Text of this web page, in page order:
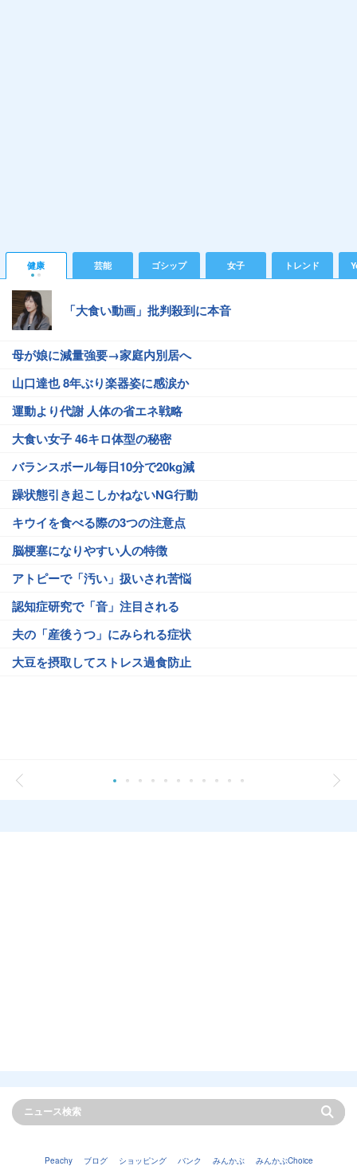
健康 芸能 ゴシップ 女子 トレンド
「大食い動画」批判殺到に本音
母が娘に減量強要→家庭内別居へ
山口達也 8年ぶり楽器姿に感涙か
運動より代謝 人体の省エネ戦略
大食い女子 46キロ体型の秘密
バランスボール毎日10分で20kg減
躁状態引き起こしかねないNG行動
キウイを食べる際の3つの注意点
脳梗塞になりやすい人の特徴
アトピーで「汚い」扱いされ苦悩
認知症研究で「音」注目される
夫の「産後うつ」にみられる症状
大豆を摂取してストレス過食防止
Peachy ブログ ショッピング バンク みんかぶ みんかぶChoice